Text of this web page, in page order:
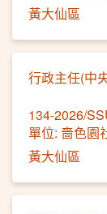
黃大仙區
行政主任(中
134-2026/
單位: 嗇色園
黃大仙區